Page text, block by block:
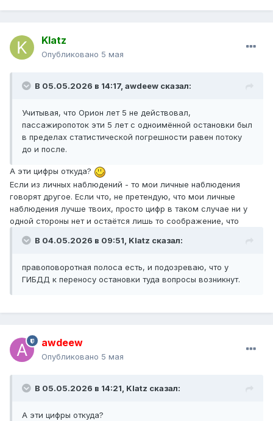
Klatz
Опубликовано 5 мая
В 05.05.2026 в 14:17, awdeew сказал:
Учитывая, что Орион лет 5 не действовал,
пассажиропоток эти 5 лет с одноимённой остановки был
в пределах статистической погрешности равен потоку
до и после.
А эти цифры откуда?
Если из личных наблюдений - то мои личные наблюдения
говорят другое. Если что, не претендую, что мои личные
наблюдения лучше твоих, просто цифр в таком случае ни у
одной стороны нет и остаётся лишь то соображение, что
В 04.05.2026 в 09:51, Klatz сказал:
правоповоротная полоса есть, и подозреваю, что у
ГИБДД к переносу остановки туда вопросы возникнут.
awdeew
Опубликовано 5 мая
В 05.05.2026 в 14:21, Klatz сказал:
А эти цифры откуда?